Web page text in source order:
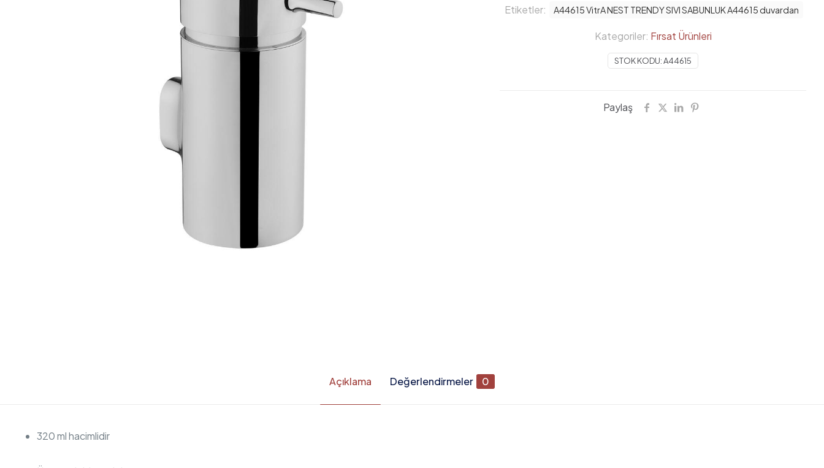
STOK KODU:A44615
Kategoriler: Fırsat Ürünleri
Etiketler: A44615 VitrA NEST TRENDY SIVI SABUNLUK A44615 duvardan
Paylaş
Açıklama Değerlendirmeler 0
320 ml hacimlidir